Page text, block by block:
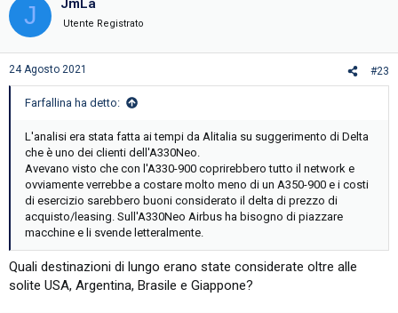
J Utente Registrato
24 Agosto 2021 #23
Farfallina ha detto:
L'analisi era stata fatta ai tempi da Alitalia su suggerimento di Delta
che è uno dei clienti dell'A330Neo.
Avevano visto che con l'A330-900 coprirebbero tutto il network e
ovviamente verrebbe a costare molto meno di un A350-900 e i costi
di esercizio sarebbero buoni considerato il delta di prezzo di
acquisto/leasing. Sull'A330Neo Airbus ha bisogno di piazzare
macchine e li svende letteralmente.
Quali destinazioni di lungo erano state considerate oltre alle
solite USA, Argentina, Brasile e Giappone?